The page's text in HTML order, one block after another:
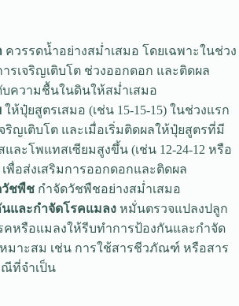
ควรรดน้ำอย่างสม่ำเสมอ โดยเฉพาะในช่วง
รเจริญเติบโต ช่วงออกดอก และติดผล
บความชื้นในดินให้สม่ำเสมอ
ให้ปุ๋ยสูตรเสมอ (เช่น 15-15-15) ในช่วงแรก
ริญเติบโต และเมื่อเริ่มติดผลให้ปุ๋ยสูตรที่มี
ละโพแทสเซียมสูงขึ้น (เช่น 12-24-12 หรือ
เพื่อส่งเสริมการออกดอกและติดผล
วัชพืช กำจัดวัชพืชอย่างสม่ำเสมอ
นและกำจัดโรคแมลง หมั่นตรวจแปลงปลูก
คหรือแมลงให้รีบทำการป้องกันและกำจัด
หมาะสม เช่น การใช้สารชีวภัณฑ์ หรือสาร
ที่จำเป็น